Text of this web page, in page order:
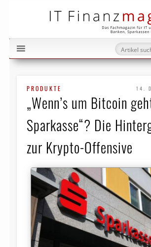
PRODUKTE 14.
„Wenn’s um Bitcoin
Sparkasse“? Die
zur Krypto-Offensive